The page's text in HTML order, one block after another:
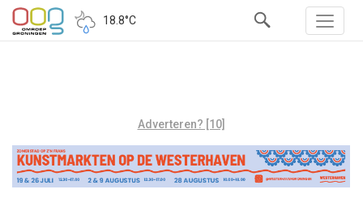
18.8°C
Adverteren? [10]